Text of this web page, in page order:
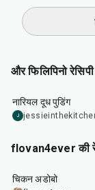
और फिलिपिनो
20
नारियल दूध पुडिंग
J
flovan4ever की
चिकन अडोबो